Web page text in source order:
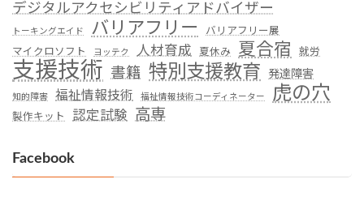
デジタルアクセシビリティアドバイザー
トーキングエイド バリアフリー バリアフリー展
マイクロソフト ヨッテク 人材育成 夏休み 夏合宿 就労
支援技術 書籍 特別支援教育 発達障害
知的障害 福祉情報技術 福祉情報技術コーディネーター 虎の穴
製作キット 認定試験 高専
Facebook